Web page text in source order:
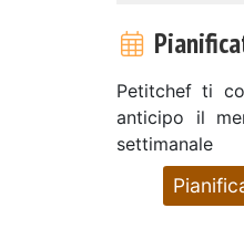
Petitchef ti
anticipo il
settimanale